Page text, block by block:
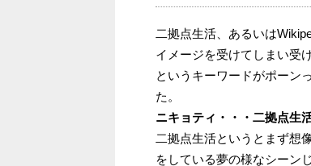
二拠点生活、あるいは
イメージを受けてしまい受
というキーワードがポーン
た。
ニキョティ・・・二拠点生
二拠点生活というとまず想
をしている夢の様なシーン